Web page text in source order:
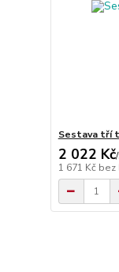
Sestava tří
2 022 Kč/
1 671 Kč bez